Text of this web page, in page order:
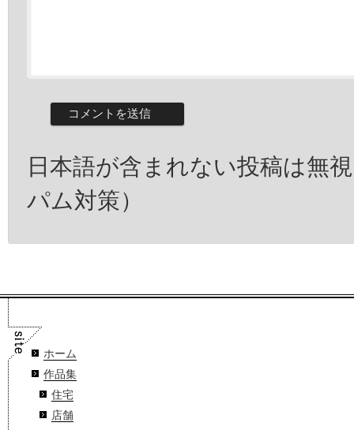
日本語が含まれない投稿は無
パム対策）
ホーム
作品集
住宅
店舗